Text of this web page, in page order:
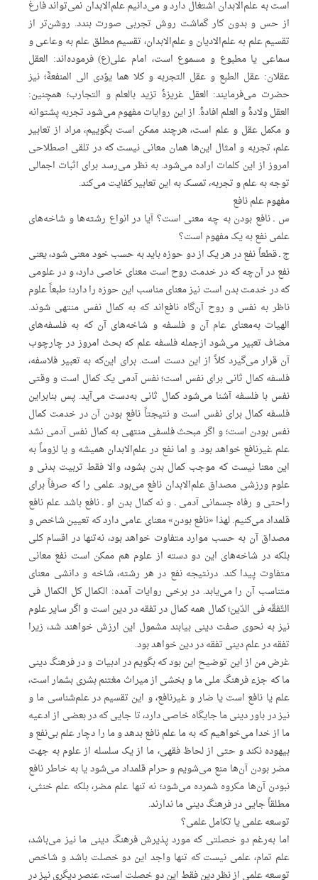
است به علم‌الابدان اشتغال دارد و می‌دانیم علم‌الابدان نمی‌تواند فارغ
از حس و بدون کار گماشت روش تجربی صورت بندد. روشن‌تر از
تقسیم علم به علم‌الادیان و علم‌الابدان، تقسیم مطلق علم به وعاعی و
سماعی یا مطبوع و مسموع است، امام علی(ع) فرمود‌ه‌اند: العقل
عقلان: عقل الطبع و عقل التجربه و کلا هما یؤدی الی المنفعهًْ؛ نیز
حضرت می‌فرمایند: العقل غریزهًْ تزید بالعلم و التجارب؛ همچنین:
العقل ولادهًْ و العلم افادهًْ. از این روایات مفهوم می‌شود تجربه پشتوانه
و مکمل عقل و علم است، هرچند ممکن است بگوییم، مراد از تعابیر
علم، تجربه و امثال این‌ها همان معانی نیست که در تلقی اصطلاحی
امروز از این کلمات اراده می‌شود. به نظر می‌رسد برای اثبات اجمالی
توجه به علم و تجربه، تمسک به این تعابیر کفایت می‌کند.
مفهوم علم نافع
س ـ نافع بودن به چه معنی است؟ آیا در انواع رشته‌ها و شاخه‌های
علمی نفع به یک مفهوم است؟
ج ـ قطعاً نفع در هر یک از دو حوزه باید به حسب خود معنی شود، یعنی
نفع در آن‌چه که در خدمت روح است معنای خاصی دارد، و در علومی
که در خدمت بدن است نیز معنای مناسب این حوزه را دارد؛ طبعاً علوم
ناظر به نفس و روح آن‌گاه نافع‌اند که به کمال نفس منتهی شوند.
الهیات به‌معنای عام آن و فلسفه و شاخه‌های آن که به فلسفه‌های
مضاف تعبیر می‌شود ازجمله فلسفه علم که بحث امروز در چارچوب
آن قرار می‌گیرد کلاً از این دست است. برای این‌که به تعبیر فلاسفه،
فلسفه کمال ثانی برای نفس است؛ نفس آدمی یک کمال است و وقتی
نفس با فلسفه آشنا می‌شود کمال ثانی به‌دست می‌آید. پس بنابراین
فلسفه کمال برای نفس است و نتیجتاً نافع بودن آن در خدمت کمال
نفس بودن است؛ و اگر مبحث فلسفی منتهی به کمال نفس آدمی نشد
علم غیرنافع خواهد بود. و اما نفع در علم‌الابدان همیشه و یا لزوماً به
این معنا نیست که موجب کمال بدن بشود، والا فقط تربیت بدنی و
علوم ورزشی مصداق علم‌الابدان نافع می‌بود. علمی را که صرفاً برای
راحتی و رفاه جسمانی آدمی ـ و نه کمال بدن او ـ نافع باشد علم نافع
قلمداد می‌کنیم. لهذا «نافع بودن» معنای عامی دارد که تعیین شاخص و
مصداق آن به حسب موارد متفاوت خواهد بود، نه‌تنها در اقسام کلی
بلکه در شاخه‌های این دو دسته از علوم هم ممکن است نفع معانی
متفاوت پیدا کند. درنتیجه نفع در هر رشته، شاخه و دانشی معنای
متناسب آن ‌را می‌یابد. در برخی روایات آمده: الکمال کل الکمال فی
التّفقّه فی الدّین؛ کمال همه کمال در تفقه در دین است و اگر سایر علوم
نیز به نحوی صفت دینی بیابند مشمول این ارزش خواهند شد، زیرا
تفقه در علم دینی تفقه در دین خواهد بود.
غرض من از این توضیح این بود که بگویم در ادبیات و در فرهنگ دینی
ما که جزء فرهنگ ملی ما و بخشی از میراث مغتنم بشری بشمار است،
علم یا نافع است یا ضار و غیرنافع، و این تقسیم در علم‌شناسی ما و
نیز در باور دینی ما جایگاه خاصی دارد، تا جایی که در بعضی از ادعیه
ما از خدا می‌خواهیم که به ما علم نافع بدهد و ما را دچار علم بی‌نفع و
بیهوده نکند و حتی از لحاظ فقهی، ما از یک سلسله از علوم به جهت
مضر بودن آن‌‌ها منع می‌شویم و حرام قلمداد می‌شود یا به ‌خاطر نافع
نبودن آن‌ها مکروه شمرده می‌شود؛ نه ‌تنها علم مضر، بلکه علم خنثی،
مطلقاً جایی در فرهنگ دینی ما ندارند.
توسعه علمی یا تکامل علمی؟
اما به‌رغم دو خصلتی که مورد پذیرش فرهنگ دینی ما نیز می‌باشد،
علم تمام، علمی نیست که تنها واجد این دو خصلت باشد و شاخص
توسعه علمی از نظر دین فقط این دو خصلت است، عنصر دیگری نیز در